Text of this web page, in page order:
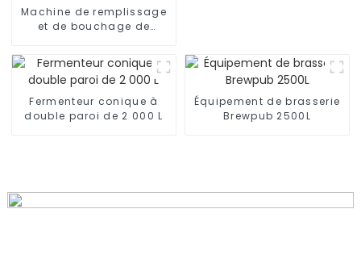
Machine de remplissage
et de bouchage de
automatique avec 4
têtes, 6 têtes, 8 têtes ou
10 têtes
Fermenteur conique à
double paroi de 2 000 L
Équipement de brasserie
Brewpub 2500L